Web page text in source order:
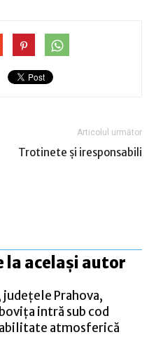
Articolul următor
Trotinete și iresponsabili
la același autor
județele Prahova,
intră sub cod
atmosferică